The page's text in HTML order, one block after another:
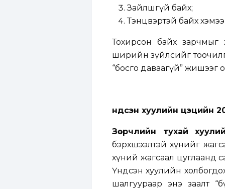
Зайлшгүй байх;
Тэнцвэртэй байх
Тохирсон байх зарчмыг
ширийн зүйлсийг
“босго даваагүй” жишээг
Үндсэн хуулийн цэцийн
Зөрчлийн тухай
бэрхшээлтэй хүнийг
хүний жагсаал цуглаанд
Үндсэн хуулийн
шалгуураар энэ заалт